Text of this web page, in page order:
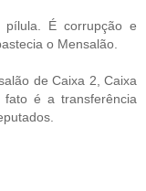
É corrupção e
o Mensalão.
de Caixa 2, Caixa
é a transferência